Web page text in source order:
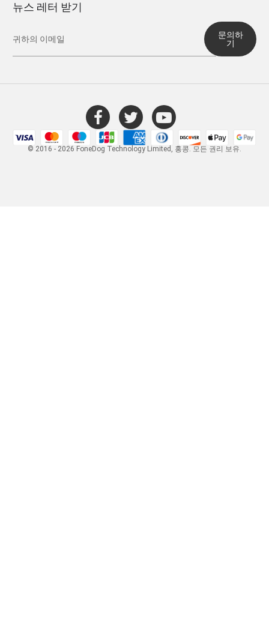
뉴스 레터 받기
문의하
기
© 2016 - 2026 FoneDog Technology Limited, 홍콩. 모든 권리 보유.